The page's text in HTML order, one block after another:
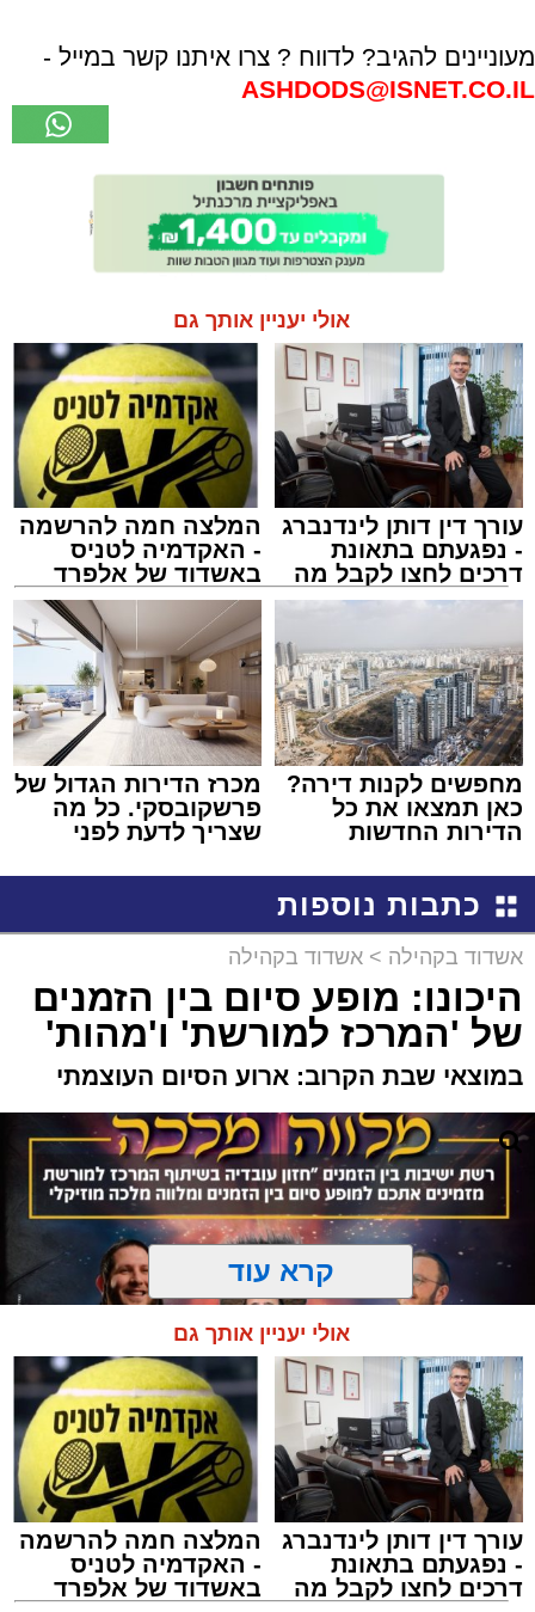
מעוניינים להגיב? לדווח ? צרו איתנו קשר במייל -
ASHDODS@ISNET.CO.IL
אולי יעניין אותך גם
עורך דין דותן לינדנברג
- נפגעתם בתאונת
דרכים לחצו לקבל מה
שמגיע לכם
המלצה חמה להרשמה
- האקדמיה לטניס
באשדוד של אלפרד
קריאולנסקי - לילדים
מחפשים לקנות דירה?
כאן תמצאו את כל
הדירות החדשות
מכרז הדירות הגדול של
פרשקובסקי. כל מה
שצריך לדעת לפני
באשדוד
כתבות נוספות
אשדוד בקהילה > אשדוד בקהילה
היכונו: מופע סיום בין הזמנים
של 'המרכז למורשת' ו'מהות'
במוצאי שבת הקרוב: ארוע הסיום העוצמתי
המרכז למורשת
מנהל האתר / 10:42 06.08.26
קרא עוד
אולי יעניין אותך גם
עורך דין דותן לינדנברג
- נפגעתם בתאונת
דרכים לחצו לקבל מה
המלצה חמה להרשמה
- האקדמיה לטניס
באשדוד של אלפרד